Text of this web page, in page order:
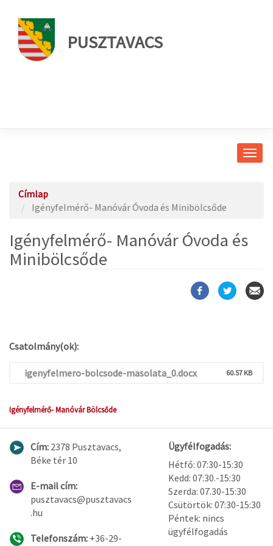
PUSZTAVACS
Címlap
Igényfelmérő- Manóvár Óvoda és Minibölcsőde
Igényfelmérő- Manóvár Óvoda és
Minibölcsőde
Csatolmány(ok):
igenyfelmero-bolcsode-masolata_0.docx 60.57 KB
Igényfelmérő- Manóvár Bölcsőde
Cím: 2378 Pusztavacs,
Béke tér 10
E-mail cím:
pusztavacs@pusztavacs
.hu
Telefonszám: +36-29-
Ügyfélfogadás:
Hétfő: 07:30-15:30
Kedd: 07:30.-15:30
Szerda: 07.30-15:30
Csütörtök: 07:30-15:30
Péntek: nincs
ügyfélfogadás